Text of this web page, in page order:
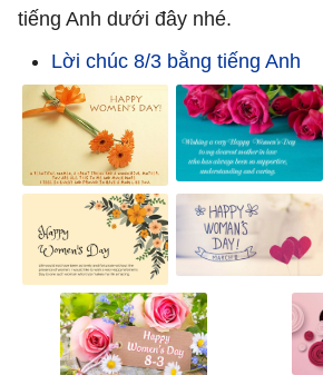
tiếng Anh dưới đây nhé.
Lời chúc 8/3 bằng tiếng Anh